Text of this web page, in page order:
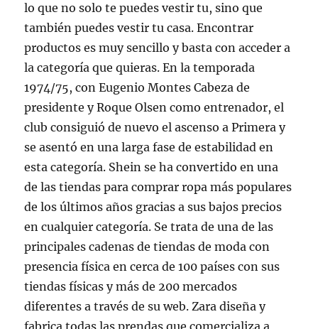
lo que no solo te puedes vestir tu, sino que
también puedes vestir tu casa. Encontrar
productos es muy sencillo y basta con acceder a
la categoría que quieras. En la temporada
1974/75, con Eugenio Montes Cabeza de
presidente y Roque Olsen como entrenador, el
club consiguió de nuevo el ascenso a Primera y
se asentó en una larga fase de estabilidad en
esta categoría. Shein se ha convertido en una
de las tiendas para comprar ropa más populares
de los últimos años gracias a sus bajos precios
en cualquier categoría. Se trata de una de las
principales cadenas de tiendas de moda con
presencia física en cerca de 100 países con sus
tiendas físicas y más de 200 mercados
diferentes a través de su web. Zara diseña y
fabrica todas las prendas que comercializa a